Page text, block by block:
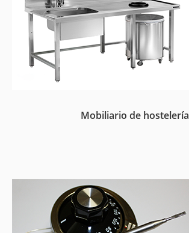
Mobiliario de hostelería